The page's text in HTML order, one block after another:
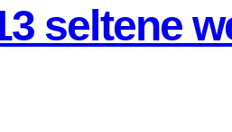
seltene